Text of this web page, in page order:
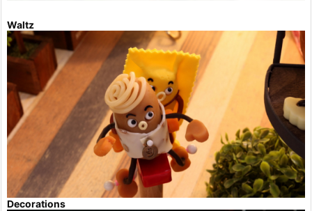
Waltz
Decorations